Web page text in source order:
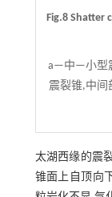
Fig.8 Shatter
a—中—小型
震裂锥,中间
太湖西缘的震
锥面上自顶向